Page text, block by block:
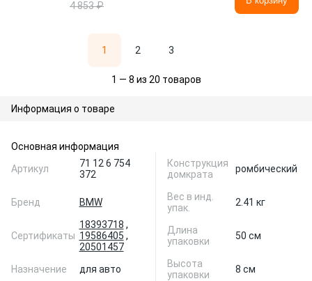
4 853 ₽
1 2 3
1 — 8 из 20 товаров
Информация о товаре
Основная информация
Артикул
71 12 6 754
372
Бренд BMW
Сертификаты
18393718 ,
19586405 ,
20501457
Назначение
для авто
Конструкция
домкрата
ромбический
Вес в инд.
упак.
2.41 кг
Длина
упаковки
50 см
Высота
упаковки
8 см